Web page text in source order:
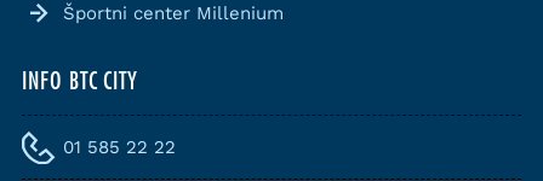
Športni center Millenium
INFO BTC CITY
01 585 22 22